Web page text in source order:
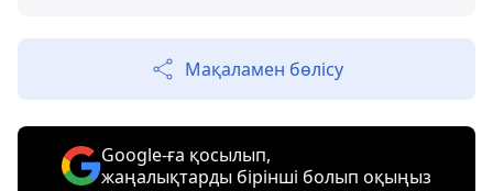
Мақаламен бөлісу
Google-ға қосылып,
жаңалықтарды бірінші болып оқыңыз